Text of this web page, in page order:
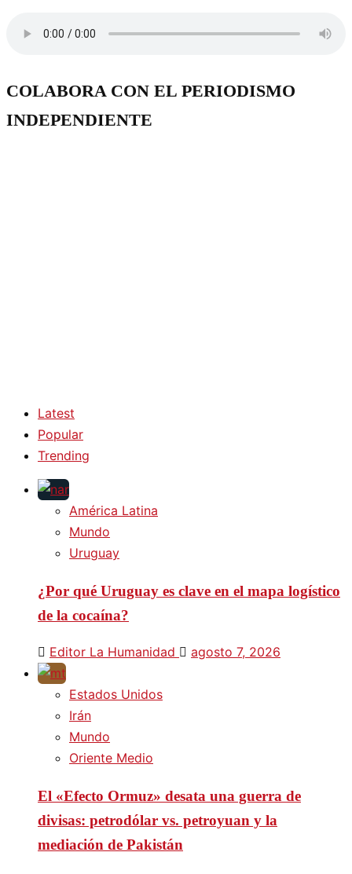
COLABORA CON EL PERIODISMO
INDEPENDIENTE
Latest
Popular
Trending
América Latina
Mundo
Uruguay
¿Por qué Uruguay es clave en el mapa logístico
de la cocaína?
Editor La Humanidad agosto 7, 2026
Estados Unidos
Irán
Mundo
Oriente Medio
El «Efecto Ormuz» desata una guerra de
divisas: petrodólar vs. petroyuan y la
mediación de Pakistán